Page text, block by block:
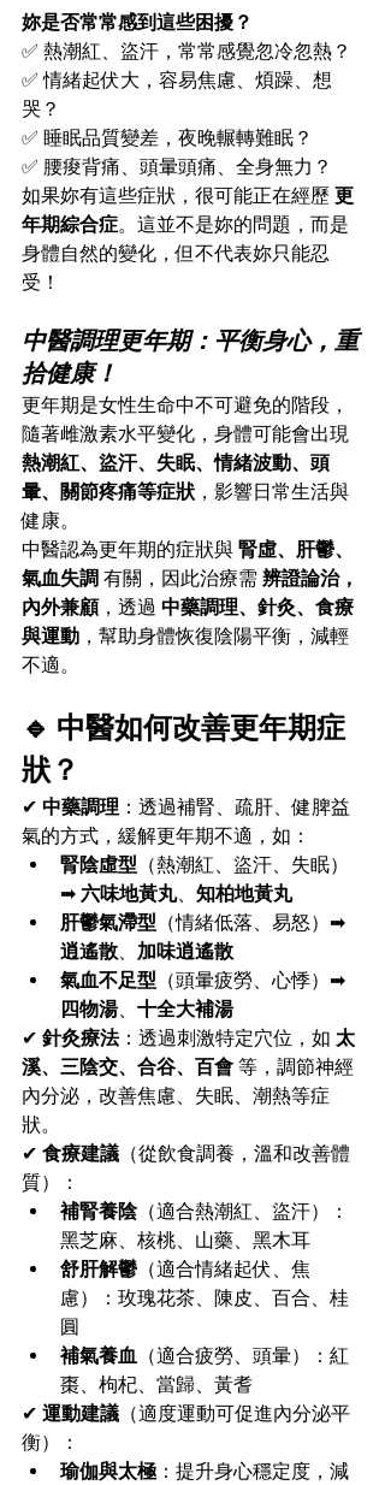
妳是否常常感到這些困擾？
✅ 熱潮紅、盜汗，常常感覺忽冷忽熱？
✅ 情緒起伏大，容易焦慮、煩躁、想
哭？
✅ 睡眠品質變差，夜晚輾轉難眠？
✅ 腰痠背痛、頭暈頭痛、全身無力？
如果妳有這些症狀，很可能正在經歷 更
年期綜合症。這並不是妳的問題，而是
身體自然的變化，但不代表妳只能忍
受！
中醫調理更年期：平衡身心，重
拾健康！
更年期是女性生命中不可避免的階段，
隨著雌激素水平變化，身體可能會出現
熱潮紅、盜汗、失眠、情緒波動、頭
暈、關節疼痛等症狀 ，影響日常生活與
健康。
中醫認為更年期的症狀與 腎虛、肝鬱、
氣血失調 有關，因此治療需 辨證論治，
內外兼顧，透過 中藥調理、針灸、食療
與運動 ，幫助身體恢復陰陽平衡，減輕
不適。
🔹 中醫如何改善更年期症
狀？
✔ 中藥調理 ：透過補腎、疏肝、健脾益
氣的方式，緩解更年期不適，如：
腎陰虛型 （熱潮紅、盜汗、失眠）
➡ 六味地黃丸、 知柏地黃丸
肝鬱氣滯型 （情緒低落、易怒）➡
逍遙散、 加味逍遙散
氣血不足型 （頭暈疲勞、心悸）➡
四物湯、 十全大補湯
✔ 針灸療法：透過刺激特定穴位，如 太
溪、三陰交、合谷、百會 等，調節神經
內分泌，改善焦慮、失眠、潮熱等症
狀。
✔ 食療建議 （從飲食調養，溫和改善體
質）：
補腎養陰（適合熱潮紅、盜汗）：
黑芝麻、核桃、山藥、黑木耳
舒肝解鬱 （適合情緒起伏、焦
慮）：玫瑰花茶、陳皮、百合、桂
圓
補氣養血 （適合疲勞、頭暈）：紅
棗、枸杞、當歸、黃耆
✔ 運動建議 （適度運動可促進內分泌平
衡）：
瑜伽與太極 ：提升身心穩定度，減